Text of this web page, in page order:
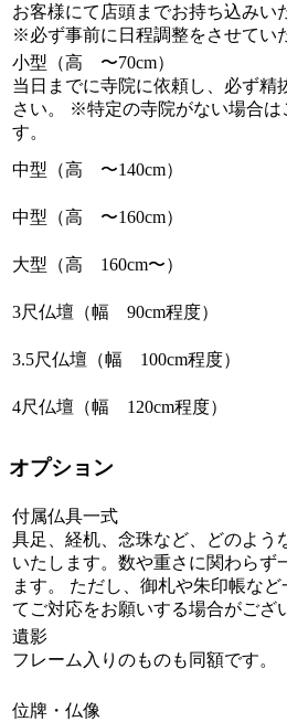
お客様にて店頭までお持ち込みい
※必ず事前に日程調整をさせてい
小型（高 〜70cm）
当日までに寺院に依頼し、必ず精
さい。 ※特定の寺院がない場合は
す。
中型（高 〜140cm）
中型（高 〜160cm）
大型（高 160cm〜）
3尺仏壇（幅 90cm程度）
3.5尺仏壇（幅 100cm程度）
4尺仏壇（幅 120cm程度）
オプション
付属仏具一式
具足、経机、念珠など、どのよう
いたします。数や重さに関わらず
ます。 ただし、御札や朱印帳など
てご対応をお願いする場合がござ
遺影
フレーム入りのものも同額です。
位牌・仏像